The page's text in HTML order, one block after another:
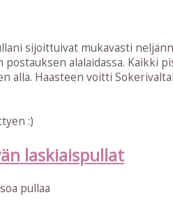
sijoittuivat mukavasti
alalaidassa. Kaikki
alla. Haasteen voitti
:)
laskiaispullat
pullaa